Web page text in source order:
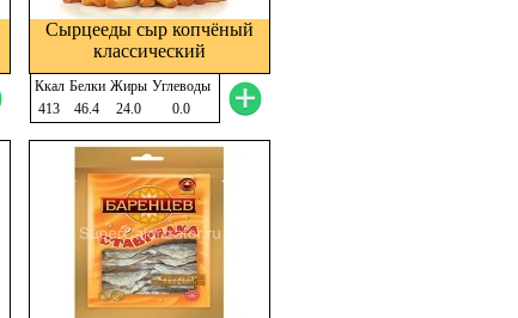
Сырцееды сыр копчёный
классический
Ккал Белки Жиры Углеводы
413
46.4 24.0 0.0